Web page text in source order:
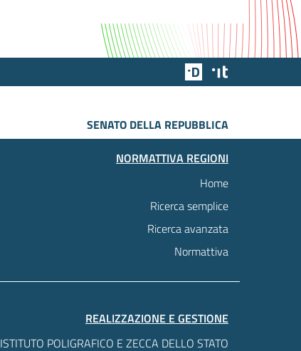
Team Digitale
SENATO DELLA REPUBBLICA
NORMATTIVA REGIONI
Home
Ricerca semplice
Ricerca avanzata
Normattiva
REALIZZAZIONE E GESTIONE
ISTITUTO POLIGRAFICO E ZECCA DELLO STATO